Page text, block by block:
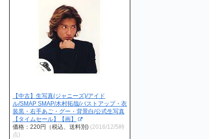
【中古】生写真(ジャニーズ)/アイド
ル/SMAP SMAP/木村拓哉/バストアップ・衣
装黒・右手あご・グー・背景白/公式生写真
【タイムセール】【画】
価格：220円（税込、送料別) (2016/12/5時
点)